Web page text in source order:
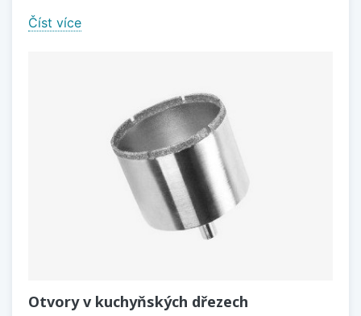
Číst více
Otvory v kuchyňských dřezech